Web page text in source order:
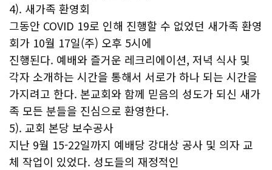
4). 새가족 환영회
그동안 COVID 19로 인해 진행할 수 없었던 새가족 환영
회가 10월 17일(주) 오후 5시에
진행된다. 예배와 즐거운 레크리에이션, 저녁 식사 및
각자 소개하는 시간을 통해서 서로가 하나 되는 시간을
가지려고 한다. 본교회와 함께 믿음의 성도가 되신 새가
족 모든 분들을 진심으로 환영한다.
5). 교회 본당 보수공사
지난 9월 15-22일까지 예배당 강대상 공사 및 의자 교
체 작업이 있었다. 성도들의 재정적인